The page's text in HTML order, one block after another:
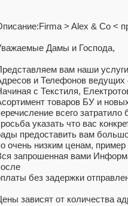
> Alex & Co <
Дамы и Господа,
вам наши
и Телефонов
с Текстиля,
товаров БУ и
всего
указать что вас
предоставить вам
очень низким ценам,
запрошенная вами
без задержки
зависят от количества